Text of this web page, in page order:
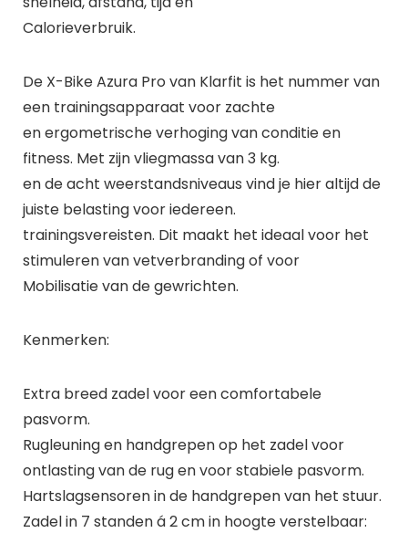
Calorieverbruik.
De X-Bike Azura Pro van Klarfit is het nummer van
een trainingsapparaat voor zachte
en ergometrische verhoging van conditie en
fitness. Met zijn vliegmassa van 3 kg.
en de acht weerstandsniveaus vind je hier altijd de
juiste belasting voor iedereen.
trainingsvereisten. Dit maakt het ideaal voor het
stimuleren van vetverbranding of voor
Mobilisatie van de gewrichten.
Kenmerken:
Extra breed zadel voor een comfortabele
pasvorm.
Rugleuning en handgrepen op het zadel voor
ontlasting van de rug en voor stabiele pasvorm.
Hartslagsensoren in de handgrepen van het stuur.
Zadel in 7 standen á 2 cm in hoogte verstelbaar: